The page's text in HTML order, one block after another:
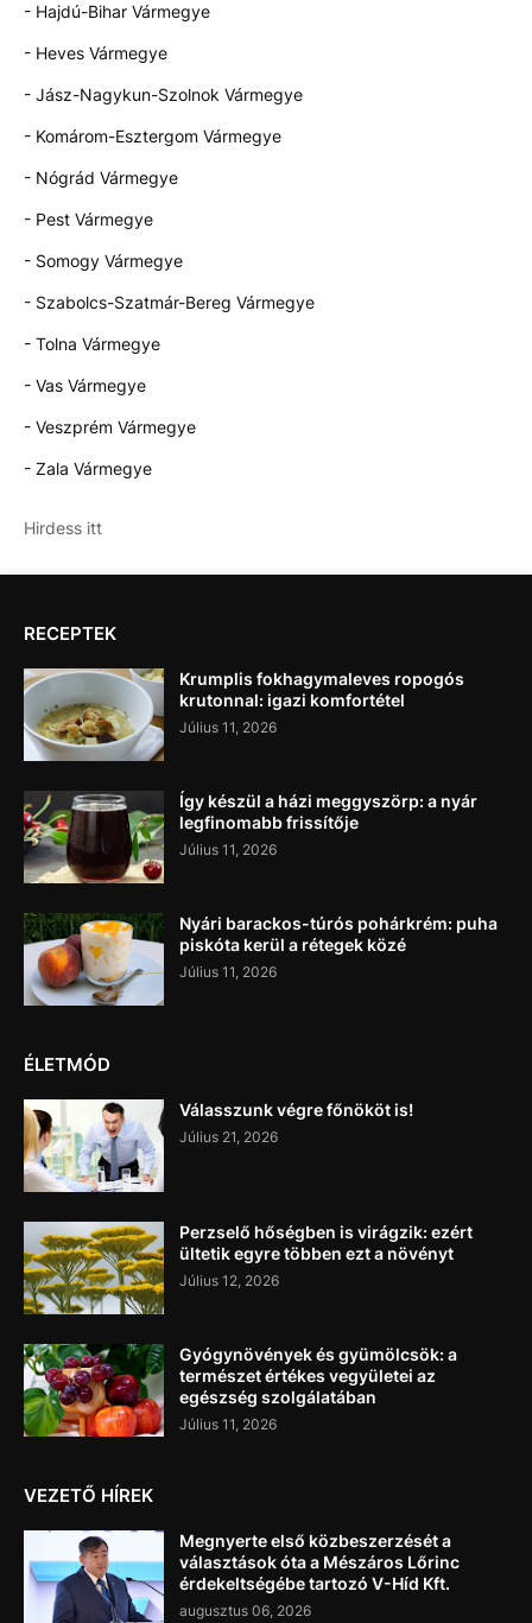
- Hajdú-Bihar Vármegye
- Heves Vármegye
- Jász-Nagykun-Szolnok Vármegye
- Komárom-Esztergom Vármegye
- Nógrád Vármegye
- Pest Vármegye
- Somogy Vármegye
- Szabolcs-Szatmár-Bereg Vármegye
- Tolna Vármegye
- Vas Vármegye
- Veszprém Vármegye
- Zala Vármegye
Hirdess itt
RECEPTEK
Krumplis fokhagymaleves ropogós
krutonnal: igazi komfortétel
Július 11, 2026
Így készül a házi meggyszörp: a nyár
legfinomabb frissítője
Július 11, 2026
Nyári barackos-túrós pohárkrém: puha
piskóta kerül a rétegek közé
Július 11, 2026
ÉLETMÓD
Válasszunk végre főnököt is!
Július 21, 2026
Perzselő hőségben is virágzik: ezért
ültetik egyre többen ezt a növényt
Július 12, 2026
Gyógynövények és gyümölcsök: a
természet értékes vegyületei az
egészség szolgálatában
Július 11, 2026
VEZETŐ HÍREK
Megnyerte első közbeszerzését a
választások óta a Mészáros Lőrinc
érdekeltségébe tartozó V-Híd Kft.
augusztus 06, 2026